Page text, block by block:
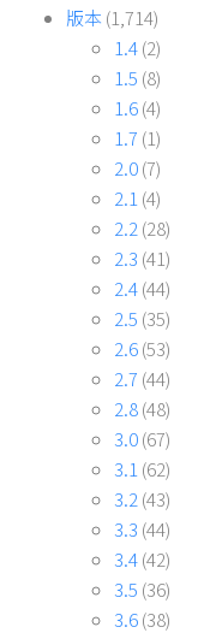
版本 (1,714)
1.4(2)
1.5 (8)
1.6(4)
1.7 (1)
2.0(7)
2.1(4)
2.2(28)
2.3 (41)
2.4(44)
2.5 (35)
2.6(53)
2.7 (44)
2.8(48)
3.0(67)
3.1(62)
3.2(43)
3.3 (44)
3.4(42)
3.5 (36)
3.6(38)